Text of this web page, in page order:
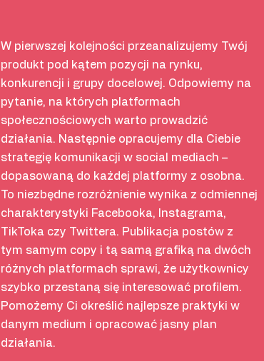
W pierwszej kolejności przeanalizujemy Twój
produkt pod kątem pozycji na rynku,
konkurencji i grupy docelowej. Odpowiemy na
pytanie, na których platformach
społecznościowych warto prowadzić
działania. Następnie opracujemy dla Ciebie
strategię komunikacji w social mediach –
dopasowaną do każdej platformy z osobna.
To niezbędne rozróżnienie wynika z odmiennej
charakterystyki Facebooka, Instagrama,
TikToka czy Twittera. Publikacja postów z
tym samym copy i tą samą grafiką na dwóch
różnych platformach sprawi, że użytkownicy
szybko przestaną się interesować profilem.
Pomożemy Ci określić najlepsze praktyki w
danym medium i opracować jasny plan
działania.